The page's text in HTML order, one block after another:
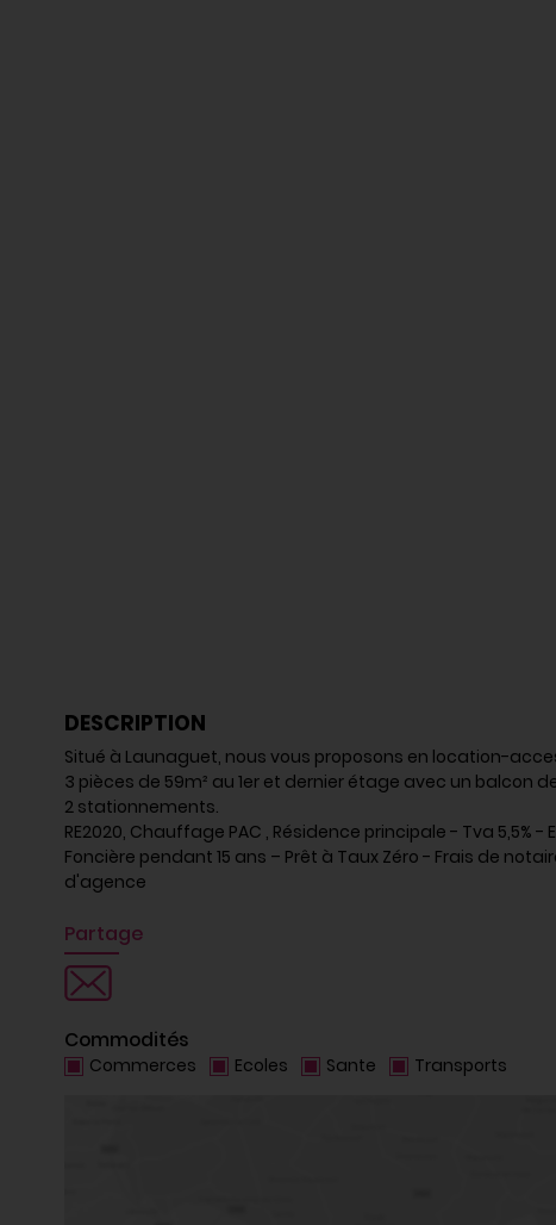
DESCRIPTION
Situé à Launaguet, nous vous proposons en location-
3 pièces de 59m² au 1er et dernier étage avec un balcon
2 stationnements.
RE2020, Chauffage PAC , Résidence principale - Tva 5,5% -
Foncière pendant 15 ans – Prêt à Taux Zéro - Frais de
d'agence
Partage
Commodités
Commerces Ecoles Sante Transports